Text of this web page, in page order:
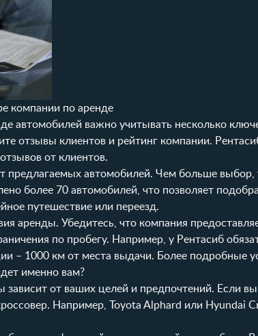
компании по аренде
автомобилей важно учитывать несколько
отзывы клиентов и рейтинг компании.
от клиентов.
предлагаемых автомобилей. Чем больше
более 70 автомобилей, что позволяет
путешествие или переезд.
аренды. Убедитесь, что компания
по пробегу. Например, у Рентасиб
– 1000 км от места выдачи. Более подробные
именно вам?
от ваших целей и предпочтений. Если
Например,
Toyota Alphard или Hyundai